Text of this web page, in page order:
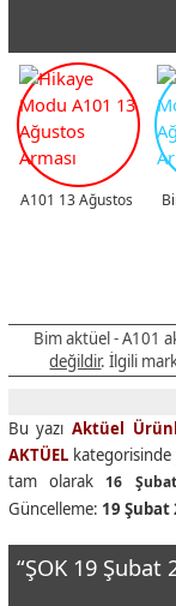
A101 13 Ağustos
Bim aktüel - A101
değildir. İlgili
Bu yazı Aktüel
AKTÜELkategorisinde
tam olarak 16
Güncelleme: 19 Şubat
“ŞOK 19